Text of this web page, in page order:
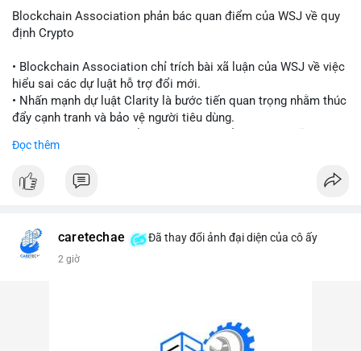
#binancesquare #cryptonews #blockchain #regulation
#custody
$btc $eth
#vlikevn #titanbot
📰 Nguồn: Cointelegraph
Blockchain Association phản bác quan điểm của WSJ về quy
định Crypto
• Blockchain Association chỉ trích bài xã luận của WSJ về việc
hiểu sai các dự luật hỗ trợ đổi mới.
• Nhấn mạnh dự luật Clarity là bước tiến quan trọng nhằm thúc
đẩy cạnh tranh và bảo vệ người tiêu dùng.
tài sản số.
#blockchain #cryptonews
#vlikevn #titanbot
Đọc thêm
caretechae Đã thay đổi ảnh đại diện của cô ấy
2 giờ